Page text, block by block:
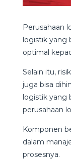
Perusahaan
logistik yang
optimal
Selain itu,
juga bisa
logistik yang
perusahaan
Komponen
dalam
prosesnya.